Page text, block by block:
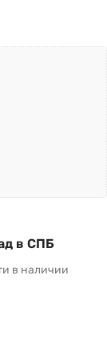
в СПБ
в наличии